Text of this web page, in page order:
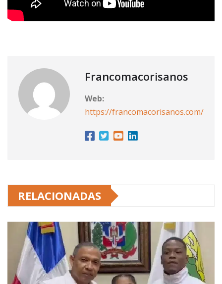
Francomacorisanos
Web:
https://francomacorisanos.com/
RELACIONADAS